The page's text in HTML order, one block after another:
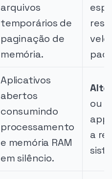
arquivos
temporários de
paginação de
memória.
Aplicativos
abertos
consumindo
processamento
e memória RAM
em silêncio.
Alto
ou
a